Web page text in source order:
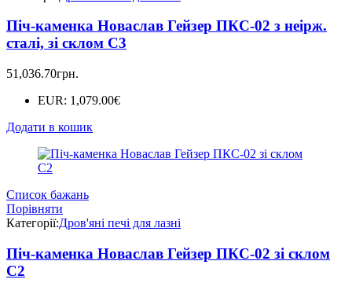
Піч-каменка Новаслав Гейзер ПКС-02 з неірж.
сталі, зі склом С3
51,036.70грн.
EUR: 1,079.00€
Додати в кошик
Список бажань
Порівняти
Категорії:Дров'яні печі для лазні
Піч-каменка Новаслав Гейзер ПКС-02 зі склом
С2